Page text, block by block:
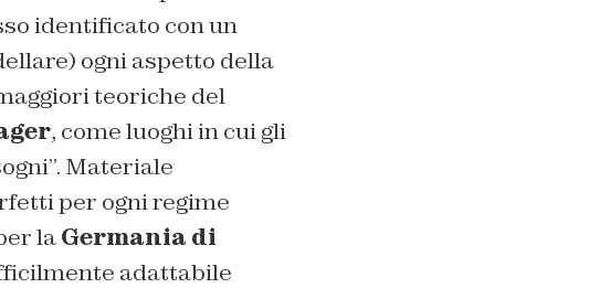
identificato con un
ogni aspetto della
teoriche del
, come luoghi in cui gli
Materiale
per ogni regime
laGermania di
adattabile